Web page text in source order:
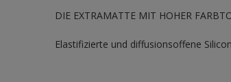
DIE EXTRAMATTE MIT HOHER
Elastifizierte und diffusionsoffene